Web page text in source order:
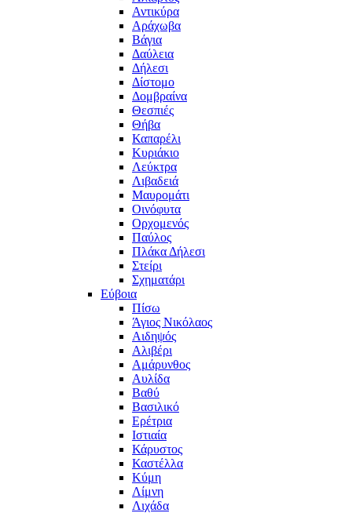
Αντικύρα
Αράχωβα
Βάγια
Δαύλεια
Δήλεσι
Δίστομο
Δομβραίνα
Θεσπιές
Θήβα
Καπαρέλι
Κυριάκιο
Λεύκτρα
Λιβαδειά
Μαυρομάτι
Οινόφυτα
Ορχομενός
Παύλος
Πλάκα Δήλεσι
Στείρι
Σχηματάρι
Εύβοια
Πίσω
Άγιος Νικόλαος
Αιδηψός
Αλιβέρι
Αμάρυνθος
Αυλίδα
Βαθύ
Βασιλικό
Ερέτρια
Ιστιαία
Κάρυστος
Καστέλλα
Κύμη
Λίμνη
Λιχάδα